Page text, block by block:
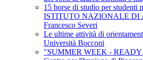
15 borse di studio per studenti
ISTITUTO NAZIONALE DI
Francesco Severi
Le ultime attività di
Università Bocconi
"SUMMER WEEK - READY